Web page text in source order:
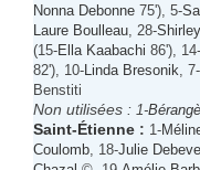
Nonna Debonne 75'), 5-
Laure Boulleau , 28-
(15-Ella Kaabachi 86'), 14-
82'), 10- Linda Bresonik , 7-
Benstiti
Non utilisées : 1-
Saint-Étienne : 1-
Coulomb , 18-Julie